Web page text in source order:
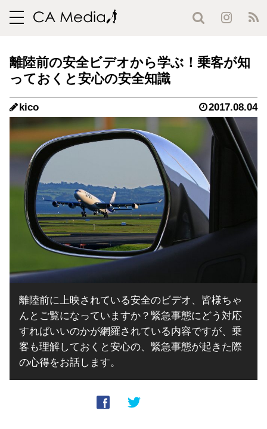
toggle
離陸前の安全ビデオから学ぶ！乗客が知
っておくと安心の安全知識
kico 2017.08.04
離陸前に上映されている安全のビデオ、皆様ちゃ
んとご覧になっていますか？緊急事態にどう対応
すればいいのかが網羅されている内容ですが、乗
客も理解しておくと安心の、緊急事態が起きた際
の心得をお話します。